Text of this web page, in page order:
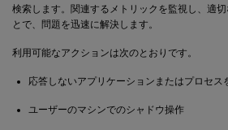
検索します。関連するメトリックを監視し、適
とで、問題を迅速に解決します。
利用可能なアクションは次のとおりです。
応答しないアプリケーションまたはプロセス
ユーザーのマシンでのシャドウ操作